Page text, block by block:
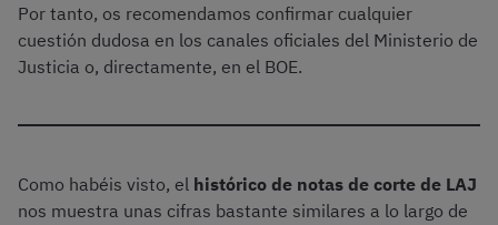
Por tanto, os recomendamos confirmar cualquier
cuestión dudosa en los canales oficiales del Ministerio de
Justicia o, directamente, en el BOE.
Como habéis visto, el histórico de notas de corte de LAJ
nos muestra unas cifras bastante similares a lo largo de